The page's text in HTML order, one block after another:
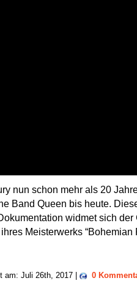
nun schon mehr als 20
Band Queen bis heute.
widmet sich der
Meisterwerks “Bohemian
am: Juli 26th, 2017 | 0